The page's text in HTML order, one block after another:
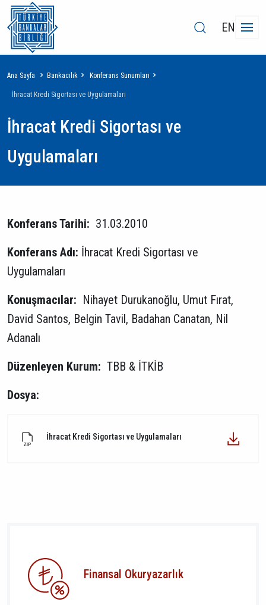
EN
Sayfa
yolu
Ana Sayfa Bankacılık Konferans Sunumları
İhracat Kredi Sigortası ve Uygulamaları
İhracat Kredi Sigortası ve
Uygulamaları
Konferans Tarihi: 31.03.2010
Konferans Adı: İhracat Kredi Sigortası ve
Uygulamaları
Konuşmacılar: Nihayet Durukanoğlu Umut Fırat
David Santos Belgin Tavil Badahan Canatan Nil
Adanalı
Düzenleyen Kurum: TBB & İTKİB
Dosya:
İhracat Kredi Sigortası ve Uygulamaları
Finansal Okuryazarlık